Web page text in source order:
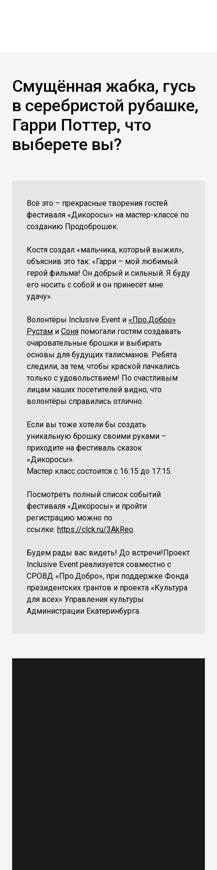
Смущённая жабка, гусь
в серебристой рубашке,
Гарри Поттер, что
выберете вы?
Всё это – прекрасные творения гостей
фестиваля «Дикоросы» на мастер-классе по
созданию Продоброшек.
Костя создал «мальчика, который выжил»,
объяснив это так: «Гарри – мой любимый
герой фильма! Он добрый и сильный. Я буду
его носить с собой и он принесёт мне
удачу».
Волонтёры Inclusive Event и «Про.Добро»
Рустам и Соня помогали гостям создавать
очаровательные брошки и выбирать
основы для будущих талисманов. Ребята
следили, за тем, чтобы краской пачкались
только с удовольствием! По счастливым
лицам наших посетителей видно, что
волонтёры справились отлично.
Если вы тоже хотели бы создать
уникальную брошку своими руками –
приходите на фестиваль сказок
«Дикоросы».
Мастер класс состоится с 16:15 до 17:15.
Посмотреть полный список событий
фестиваля «Дикоросы» и пройти
регистрацию можно по
ссылке: https://clck.ru/3AkReo.
Будем рады вас видеть! До встречи!Проект
Inclusive Event реализуется совместно с
СРОВД «Про.Добро», при поддержке Фонда
президентских грантов и проекта «Культура
для всех» Управления культуры
Администрации Екатеринбурга.